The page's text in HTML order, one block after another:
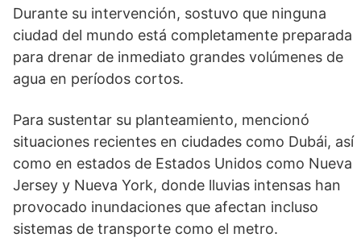
Durante su intervención, sostuvo que ninguna
ciudad del mundo está completamente preparada
para drenar de inmediato grandes volúmenes de
agua en períodos cortos.
Para sustentar su planteamiento, mencionó
situaciones recientes en ciudades como Dubái, así
como en estados de Estados Unidos como Nueva
Jersey y Nueva York, donde lluvias intensas han
provocado inundaciones que afectan incluso
sistemas de transporte como el metro.